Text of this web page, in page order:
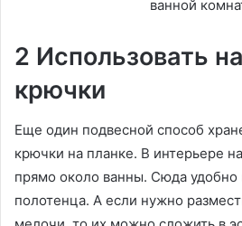
2 Использовать
крючки
Еще один подвесной способ
крючки на планке. В интерьере
прямо около ванны. Сюда удобно
полотенца. А если нужно